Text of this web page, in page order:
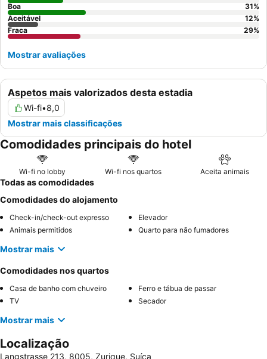
Aspetos mais valorizados desta estadia
Wi-fi•8,0
Mostrar mais classificações
Boa
31%
Aceitável
12%
Fraca
29%
Mostrar avaliações
Comodidades principais do hotel
Wi-fi no lobby Wi-fi nos quartos Aceita animais
Todas as comodidades
Comodidades do alojamento
Check-in/check-out expresso
Elevador
Animais permitidos
Quarto para não fumadores
Mostrar mais
Comodidades nos quartos
Casa de banho com chuveiro
Ferro e tábua de passar
TV
Secador
Mostrar mais
Localização
Langstrasse 213, 8005, Zurique, Suíça